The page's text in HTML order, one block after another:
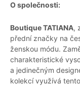
O společnosti:
Boutique TATIANA,
přední značky na
ženskou módu.
charakteristické
a jedinečným
kolekcí využívá